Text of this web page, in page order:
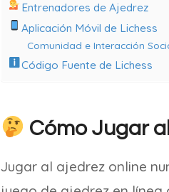
Entrenadores de Ajedrez
Aplicación Móvil de Lichess
Comunidad e Interacción
Código Fuente de Lichess
Cómo Jugar
Jugar al ajedrez online